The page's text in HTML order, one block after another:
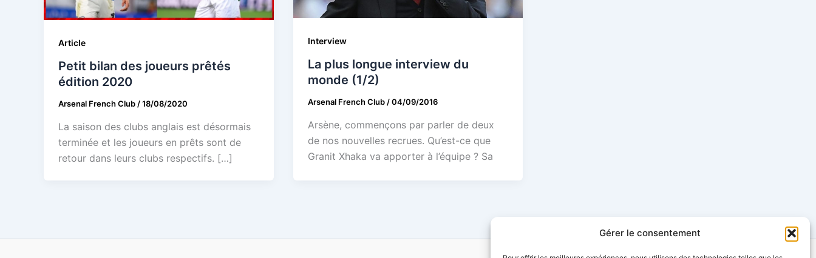
Gérer le consentement
Article
Petit bilan des joueurs prêtés
édition 2020
Arsenal French Club /18/08/2020
La saison des clubs anglais est désormais
terminée et les joueurs en prêts sont de
retour dans leurs clubs respectifs. […]
Interview
La plus longue interview du
monde (1/2)
Arsenal French Club/04/09/2016
Arsène, commençons par parler de deux
de nos nouvelles recrues. Qu’est-ce que
Granit Xhaka va apporter à l’équipe ? Sa